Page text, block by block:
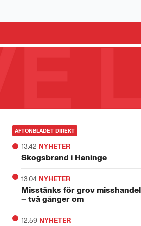
AFTONBLADET DIREKT
13.42 NYHETER
Skogsbrand i Haninge
13.04 NYHETER
Misstänks för grov misshandel
– två gånger om
12.59 NYHETER